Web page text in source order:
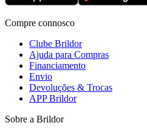
Compre connosco
Clube Brildor
Ajuda para Compras
Financiamento
Envio
Devoluções & Trocas
APP Brildor
Sobre a Brildor